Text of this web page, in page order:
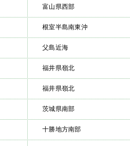
富山県西部
根室半島南東沖
父島近海
福井県嶺北
福井県嶺北
茨城県南部
十勝地方南部